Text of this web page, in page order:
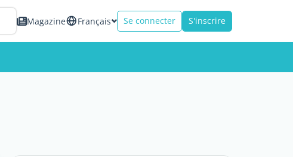
Magazine Français Se connecter S'inscrire